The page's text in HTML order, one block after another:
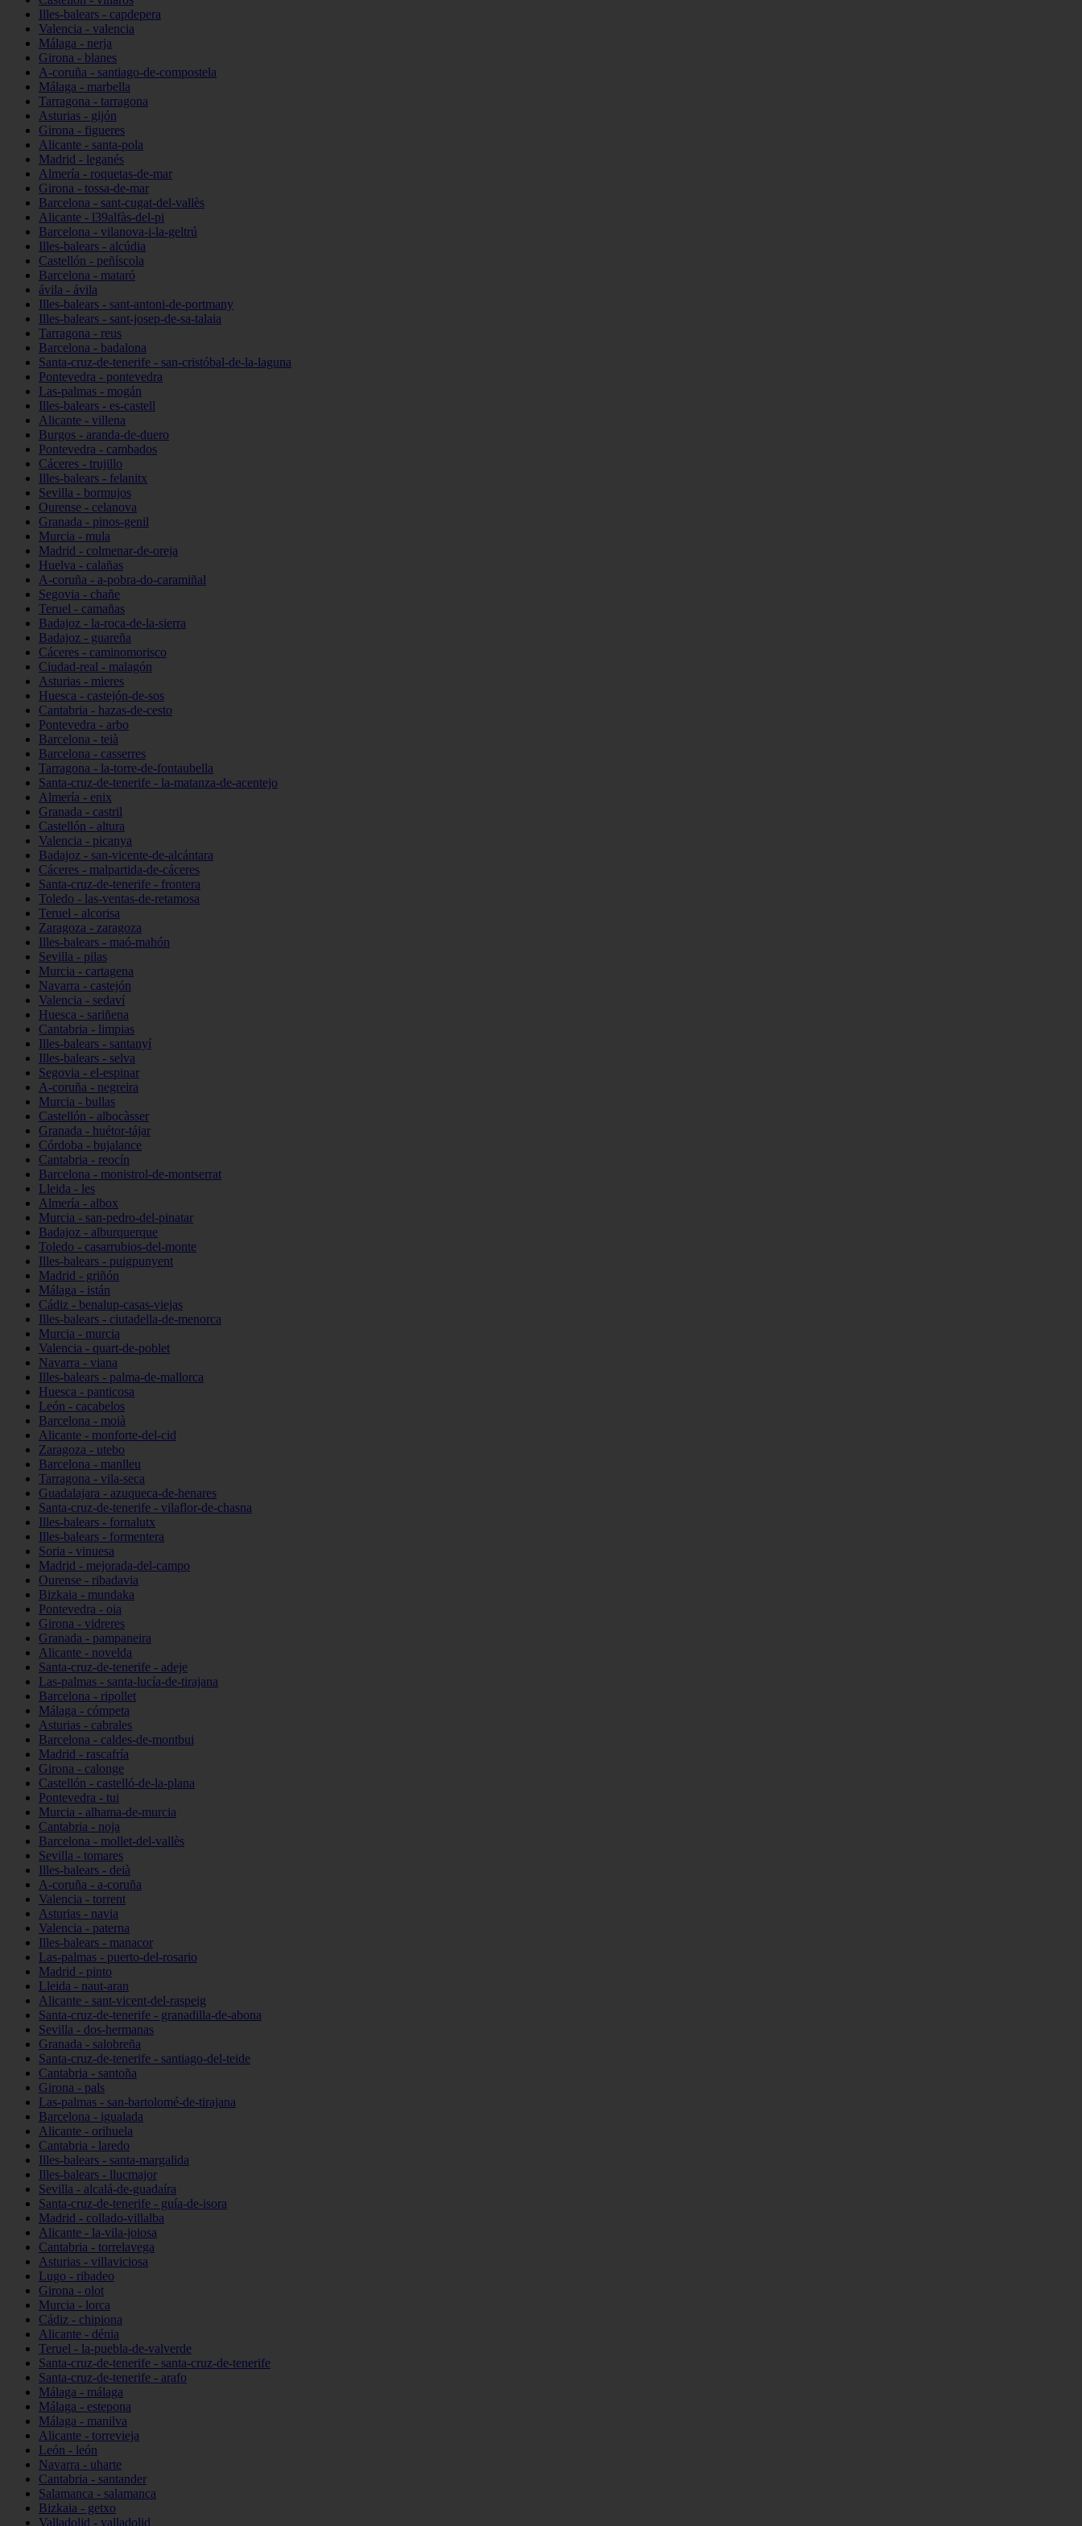
Illes-balears - capdepera
Valencia - valencia
Málaga - nerja
Girona - blanes
A-coruña - santiago-de-compostela
Málaga - marbella
Tarragona - tarragona
Asturias - gijón
Girona - figueres
Alicante - santa-pola
Madrid - leganés
Almería - roquetas-de-mar
Girona - tossa-de-mar
Barcelona - sant-cugat-del-vallès
Alicante - l39alfàs-del-pi
Barcelona - vilanova-i-la-geltrú
Illes-balears - alcúdia
Castellón - peñíscola
Barcelona - mataró
ávila - ávila
Illes-balears - sant-antoni-de-portmany
Illes-balears - sant-josep-de-sa-talaia
Tarragona - reus
Barcelona - badalona
Santa-cruz-de-tenerife - san-cristóbal-de-la-laguna
Pontevedra - pontevedra
Las-palmas - mogán
Illes-balears - es-castell
Alicante - villena
Burgos - aranda-de-duero
Pontevedra - cambados
Cáceres - trujillo
Illes-balears - felanitx
Sevilla - bormujos
Ourense - celanova
Granada - pinos-genil
Murcia - mula
Madrid - colmenar-de-oreja
Huelva - calañas
A-coruña - a-pobra-do-caramiñal
Segovia - chañe
Teruel - camañas
Badajoz - la-roca-de-la-sierra
Badajoz - guareña
Cáceres - caminomorisco
Ciudad-real - malagón
Asturias - mieres
Huesca - castejón-de-sos
Cantabria - hazas-de-cesto
Pontevedra - arbo
Barcelona - teià
Barcelona - casserres
Tarragona - la-torre-de-fontaubella
Santa-cruz-de-tenerife - la-matanza-de-acentejo
Almería - enix
Granada - castril
Castellón - altura
Valencia - picanya
Badajoz - san-vicente-de-alcántara
Cáceres - malpartida-de-cáceres
Santa-cruz-de-tenerife - frontera
Toledo - las-ventas-de-retamosa
Teruel - alcorisa
Zaragoza - zaragoza
Illes-balears - maó-mahón
Sevilla - pilas
Murcia - cartagena
Navarra - castejón
Valencia - sedaví
Huesca - sariñena
Cantabria - limpias
Illes-balears - santanyí
Illes-balears - selva
Segovia - el-espinar
A-coruña - negreira
Murcia - bullas
Castellón - albocàsser
Granada - huétor-tájar
Córdoba - bujalance
Cantabria - reocín
Barcelona - monistrol-de-montserrat
Lleida - les
Almería - albox
Murcia - san-pedro-del-pinatar
Badajoz - alburquerque
Toledo - casarrubios-del-monte
Illes-balears - puigpunyent
Madrid - griñón
Málaga - istán
Cádiz - benalup-casas-viejas
Illes-balears - ciutadella-de-menorca
Murcia - murcia
Valencia - quart-de-poblet
Navarra - viana
Illes-balears - palma-de-mallorca
Huesca - panticosa
León - cacabelos
Barcelona - moià
Alicante - monforte-del-cid
Zaragoza - utebo
Barcelona - manlleu
Tarragona - vila-seca
Guadalajara - azuqueca-de-henares
Santa-cruz-de-tenerife - vilaflor-de-chasna
Illes-balears - fornalutx
Illes-balears - formentera
Soria - vinuesa
Madrid - mejorada-del-campo
Ourense - ribadavia
Bizkaia - mundaka
Pontevedra - oia
Girona - vidreres
Granada - pampaneira
Alicante - novelda
Santa-cruz-de-tenerife - adeje
Las-palmas - santa-lucía-de-tirajana
Barcelona - ripollet
Málaga - cómpeta
Asturias - cabrales
Barcelona - caldes-de-montbui
Madrid - rascafría
Girona - calonge
Castellón - castelló-de-la-plana
Pontevedra - tui
Murcia - alhama-de-murcia
Cantabria - noja
Barcelona - mollet-del-vallès
Sevilla - tomares
Illes-balears - deià
A-coruña - a-coruña
Valencia - torrent
Asturias - navia
Valencia - paterna
Illes-balears - manacor
Las-palmas - puerto-del-rosario
Madrid - pinto
Lleida - naut-aran
Alicante - sant-vicent-del-raspeig
Santa-cruz-de-tenerife - granadilla-de-abona
Sevilla - dos-hermanas
Granada - salobreña
Santa-cruz-de-tenerife - santiago-del-teide
Cantabria - santoña
Girona - pals
Las-palmas - san-bartolomé-de-tirajana
Barcelona - igualada
Alicante - orihuela
Cantabria - laredo
Illes-balears - santa-margalida
Illes-balears - llucmajor
Sevilla - alcalá-de-guadaíra
Santa-cruz-de-tenerife - guía-de-isora
Madrid - collado-villalba
Alicante - la-vila-joiosa
Cantabria - torrelavega
Asturias - villaviciosa
Lugo - ribadeo
Girona - olot
Murcia - lorca
Cádiz - chipiona
Alicante - dénia
Teruel - la-puebla-de-valverde
Santa-cruz-de-tenerife - santa-cruz-de-tenerife
Santa-cruz-de-tenerife - arafo
Málaga - málaga
Málaga - estepona
Málaga - manilva
Alicante - torrevieja
León - león
Navarra - uharte
Cantabria - santander
Salamanca - salamanca
Bizkaia - getxo
Valladolid - valladolid